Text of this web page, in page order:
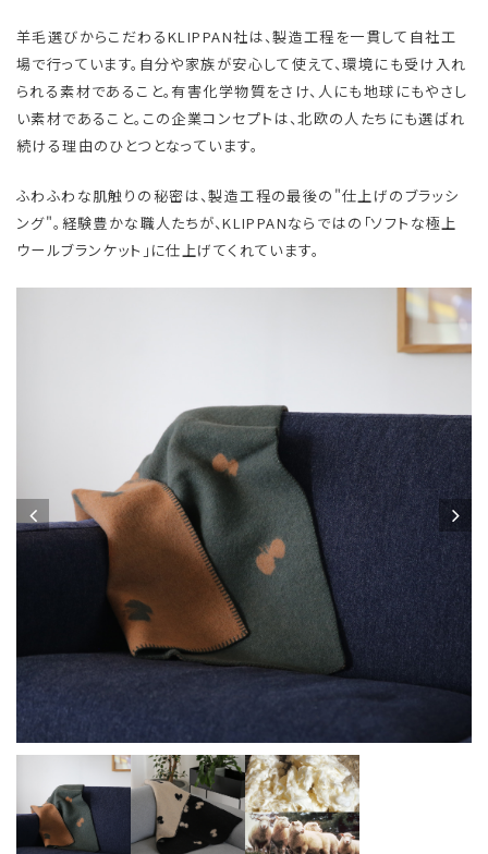
羊毛選びからこだわるKLIPPAN社は、製造工程を一貫して自社工
場で行っています。自分や家族が安心して使えて、環境にも受け入れ
られる素材であること。有害化学物質をさけ、人にも地球にもやさし
い素材であること。この企業コンセプトは、北欧の人たちにも選ばれ
続ける理由のひとつとなっています。
ふわふわな肌触りの秘密は、製造工程の最後の"仕上げのブラッシ
ング"。経験豊かな職人たちが、KLIPPANならではの「ソフトな極上
ウールブランケット」に仕上げてくれています。